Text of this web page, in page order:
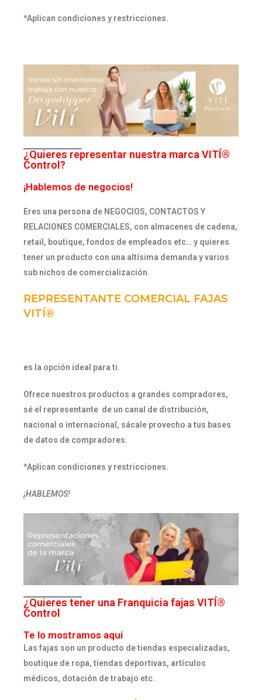
*Aplican condiciones y restricciones.
¿Quieres representar nuestra marca VITÍ®
Control?
¡Hablemos de negocios!
Eres una persona de NEGOCIOS, CONTACTOS Y
RELACIONES COMERCIALES, con almacenes de cadena,
retail, boutique, fondos de empleados etc… y quieres
tener un producto con una altísima demanda y varios
sub nichos de comercialización.
REPRESENTANTE COMERCIAL FAJAS
VITÍ®
es la opción ideal para ti.
Ofrece nuestros productos a grandes compradores,
sé el representante de un canal de distribución,
nacional o internacional, sácale provecho a tus bases
de datos de compradores.
*Aplican condiciones y restricciones.
¡HABLEMOS!
¿Quieres tener una Franquicia fajas VITÍ®
Control
Te lo mostramos aquí
Las fajas son un producto de tiendas especializadas,
boutique de ropa, tiendas deportivas, artículos
médicos, dotación de trabajo etc.